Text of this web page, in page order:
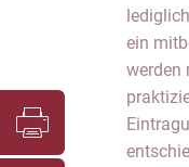
ein
werden
soweit,
Der
einem